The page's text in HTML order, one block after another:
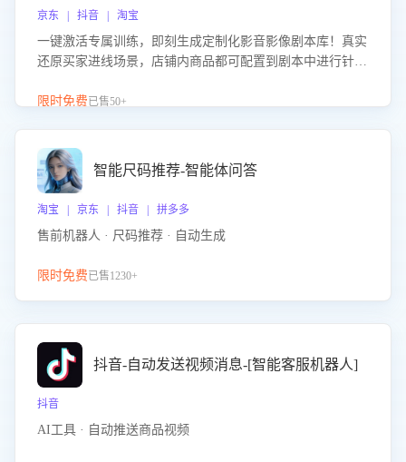
京东 | 抖音 | 淘宝
一键激活专属训练，即刻生成定制化影音影像剧本库！真实
还原买家进线场景，店铺内商品都可配置到剧本中进行针对
击 “立即开通”，快速获取影音影像类目剧本，一键开启客服
限时免费已售50+
智能尺码推荐-智能体问答
淘宝 | 京东 | 抖音 | 拼多多
售前机器人 · 尺码推荐 · 自动生成
限时免费已售1230+
抖音-自动发送视频消息-[智能客服机器人]
抖音
AI工具 · 自动推送商品视频